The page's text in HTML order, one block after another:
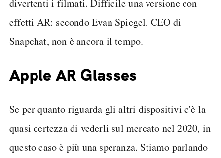
divertenti i filmati. Difficile una versione con
effetti AR: secondo Evan Spiegel, CEO di
Snapchat, non è ancora il tempo.
Apple AR Glasses
Se per quanto riguarda gli altri dispositivi c'è la
quasi certezza di vederli sul mercato nel 2020, in
questo caso è più una speranza. Stiamo parlando